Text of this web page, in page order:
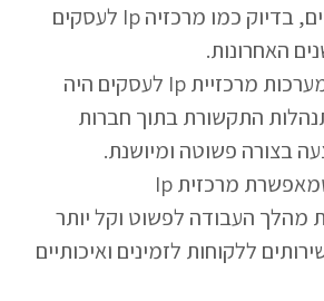
ופתרונות טכנולוגיים, בדיוק כמו מרכזיה Ip לעסקים
האחרונות.
בעבר, השימוש במערכות מרכזיית Ip לעסקים היה
התקשורת בתוך חברות
בצורה פשוטה ומיושנת.
היתרונות הרבים שמאפשרת מרכזית Ip
מהלך העבודה לפשוט וקל יותר
ללקוחות לזמינים ואיכותיים